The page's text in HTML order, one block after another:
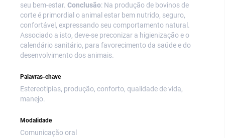
seu bem-estar. Conclusão: Na produção de bovinos de
corte é primordial o animal estar bem nutrido, seguro,
confortável, expressando seu comportamento natural.
Associado a isto, deve-se preconizar a higienização e o
calendário sanitário, para favorecimento da saúde e do
desenvolvimento dos animais.
Palavras-chave
Estereotipias, produção, conforto, qualidade de vida,
manejo.
Modalidade
Comunicação oral